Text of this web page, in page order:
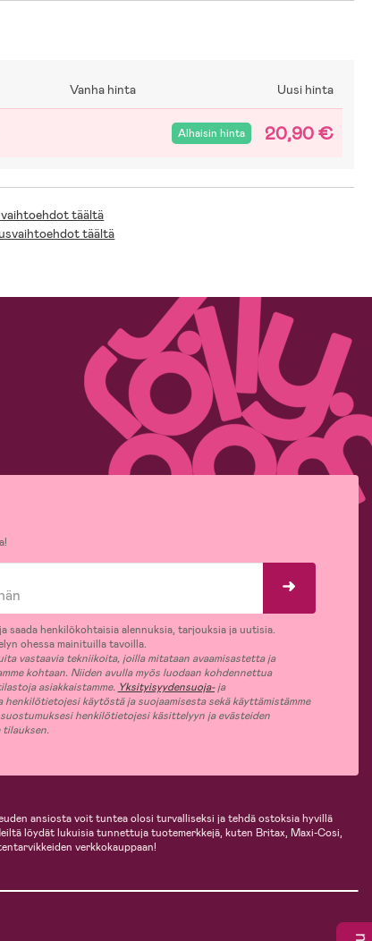
Vanha hinta Uusi hinta
Alhaisin hinta 20,90 €
täältä
täältä
saada henkilökohtaisia alennuksia, tarjouksia ja uutisia.
ohessa mainituilla tavoilla.
vastaavia tekniikoita, joilla mitataan avaamisastetta ja
kohtaan. Niiden avulla myös luodaan kohdennettua
asiakkaistamme. Yksityisyydensuoja-ja
käytöstä ja suojaamisesta sekä käyttämistämme
henkilötietojesi käsittelyyn ja evästeiden
ansiosta voit tuntea olosi turvalliseksi ja tehdä ostoksia hyvillä
löydät lukuisia tunnettuja tuotemerkkejä, kuten Britax, Maxi-Cosi,
verkkokauppaan!